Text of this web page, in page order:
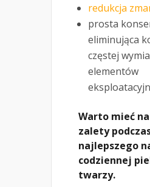
redukcja
prosta
eliminująca
częstej
elementów
Warto mieć
zalety
najlepszego
codziennej
twarzy.